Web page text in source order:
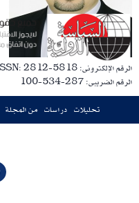
الرقم الإلكترونى: ISSN: 2812-5818
الرقم الضريبى: 287-534-100
تحليلات دراسات من المجلة